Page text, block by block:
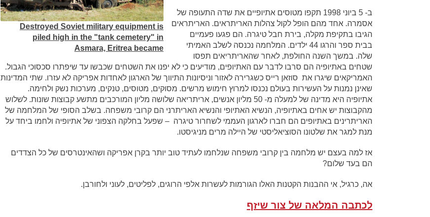
Destroyed Soviet military equipment is
piled high in the "tank cemetery" in
Asmara, Eritrea became
ב- 5 ביוני 1998 תקפו מטוסים אתיופיים את שדה התעופה של
אסמרה. אחד מהם הופל לקול צהלות האריתראים. האריתראים
הגיבו בתקיפת מקלה, בירת חבל טיגרה. הם פגעו פעמיים
בבית ספר והרגו 44 ילדים. המלחמה נכנסה לשלב האמיתי
שלה. במשך השנה החולפת, לאחר שהאריתריאים תפסו
שטחים באתיופיה הם סרבו לדבר עם האתיופים, מודיעים כי לא יפנו את השטחים שכבשו עד שיפתרו סכסוכי הגבול.
האמריקאים שיגרו את סוזאן רייס כשגרירה לאזור וניסיונות התיווך של הארגון לאחדות אפריקה לא עזרו. שתי המדינות
שאינן נמנות על העשירות בעולם נכנסו למרוץ חימוש מרשים. מסוקים, מטוסים, טנקים, מערכות נשק ולחימה.
אתיופיה היא מדינה של למעלה מ- 50 מליון אנשים, אריתריאה שלושה מליון המורכבים מתשע קבוצות שונות. לשלוש
מהקבוצות יש אחים באתיופיה, הנשיא האתיופי והנשיא האריתרני הם קרובי משפחה. בשלב הסופי של המלחמה של
האריתרינים באתיופים הם חברו לארגון העממי לשחרור טיגרה – שפעל בחלקה הצפוני של אתיופיה ולחמו ביחד על
מנת למגר את שלטונו הסוציאליסטי של היילה מרים מניגיסטו.
אז למה בעצם יש מלחמה בין קרובי משפחה שנלחמו לעתיד טוב יותר בקרן אפריקה ושהאינטרסים של כל הצדדים
הם בעד שלום?
אה, כרגיל, אי ההבנות הקטנות האלו הגורמות לעשרות אלפי הרוגים, לפליטים, לעוני ולחורבן.
לכתבה המלאה של צור שיזף